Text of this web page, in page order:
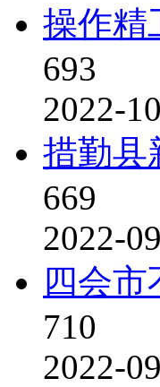
操作精
693
2022-
措勤县
669
2022-
四会
710
2022-